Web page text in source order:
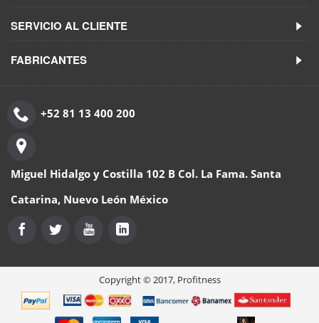
SERVICIO AL CLIENTE
FABRICANTES
+52 81 13 400 200
Miguel Hidalgo y Costilla 102 B Col. La Fama. Santa
Catarina, Nuevo León México
Copyright © 2017, Profitness